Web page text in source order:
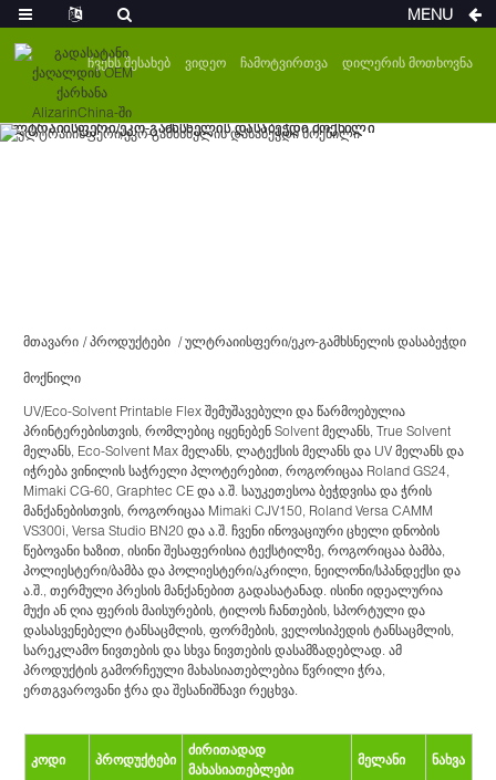
Ჩვენს Შესახებ Ვიდეო Ჩამოტვირთვა Დილერის Მოთხოვნა
Მთავარი Პროდუქტები Ულტრაიისფერი/ეკო-Გამხსნელის Დასაბეჭდი
Მოქნილი
UV/Eco-Solvent Printable Flex შემუშავებული და წარმოებულია
პრინტერებისთვის, რომლებიც იყენებენ Solvent მელანს, True Solvent
მელანს, Eco-Solvent Max მელანს, ლატექსის მელანს და UV მელანს და
იჭრება ვინილის საჭრელი პლოტერებით, როგორიცაა Roland GS24,
Mimaki CG-60, Graphtec CE და ა.შ. საუკეთესოა ბეჭდვისა და ჭრის
მანქანებისთვის, როგორიცაა Mimaki CJV150, Roland Versa CAMM
VS300i, Versa Studio BN20 და ა.შ. ჩვენი ინოვაციური ცხელი დნობის
წებოვანი ხაზით, ისინი შესაფერისია ტექსტილზე, როგორიცაა ბამბა,
პოლიესტერი/ბამბა და პოლიესტერი/აკრილი, ნეილონი/სპანდექსი და
ა.შ., თერმული პრესის მანქანებით გადასატანად. ისინი იდეალურია
მუქი ან ღია ფერის მაისურების, ტილოს ჩანთების, სპორტული და
დასასვენებელი ტანსაცმლის, ფორმების, ველოსიპედის ტანსაცმლის,
სარეკლამო ნივთების და სხვა ნივთების დასამზადებლად. ამ
პროდუქტის გამორჩეული მახასიათებლებია წვრილი ჭრა,
ერთგვაროვანი ჭრა და შესანიშნავი რეცხვა.
კოდი პროდუქტები
ძირითადად
მახასიათებლები
მელანი ნახვა
MENU